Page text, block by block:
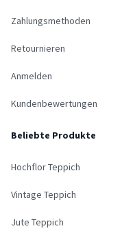
Zahlungsmethoden
Retournieren
Anmelden
Kundenbewertungen
Beliebte Produkte
Hochflor Teppich
Vintage Teppich
Jute Teppich